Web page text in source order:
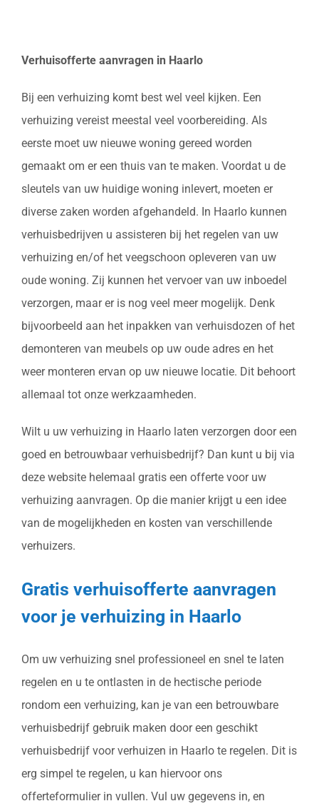
Verhuisofferte aanvragen in Haarlo
Bij een verhuizing komt best wel veel kijken. Een
verhuizing vereist meestal veel voorbereiding. Als
eerste moet uw nieuwe woning gereed worden
gemaakt om er een thuis van te maken. Voordat u de
sleutels van uw huidige woning inlevert, moeten er
diverse zaken worden afgehandeld. In Haarlo kunnen
verhuisbedrijven u assisteren bij het regelen van uw
verhuizing en/of het veegschoon opleveren van uw
oude woning. Zij kunnen het vervoer van uw inboedel
verzorgen, maar er is nog veel meer mogelijk. Denk
bijvoorbeeld aan het inpakken van verhuisdozen of het
demonteren van meubels op uw oude adres en het
weer monteren ervan op uw nieuwe locatie. Dit behoort
allemaal tot onze werkzaamheden.
Wilt u uw verhuizing in Haarlo laten verzorgen door een
goed en betrouwbaar verhuisbedrijf? Dan kunt u bij via
deze website helemaal gratis een offerte voor uw
verhuizing aanvragen. Op die manier krijgt u een idee
van de mogelijkheden en kosten van verschillende
verhuizers.
Gratis verhuisofferte aanvragen
voor je verhuizing in Haarlo
Om uw verhuizing snel professioneel en snel te laten
regelen en u te ontlasten in de hectische periode
rondom een verhuizing, kan je van een betrouwbare
verhuisbedrijf gebruik maken door een geschikt
verhuisbedrijf voor verhuizen in Haarlo te regelen. Dit is
erg simpel te regelen, u kan hiervoor ons
offerteformulier in vullen. Vul uw gegevens in, en